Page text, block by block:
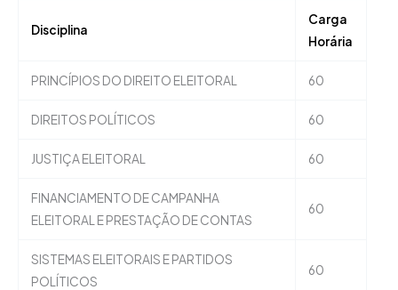
Disciplina
Carga
Horária
PRINCÍPIOS DO DIREITO ELEITORAL 60
DIREITOS POLÍTICOS 60
JUSTIÇA ELEITORAL 60
FINANCIAMENTO DE CAMPANHA
ELEITORAL E PRESTAÇÃO DE CONTAS
60
SISTEMAS ELEITORAIS E PARTIDOS
POLÍTICOS
60